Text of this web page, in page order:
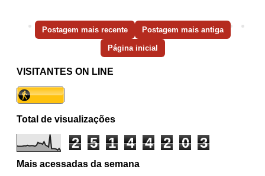
Postagem mais recente Postagem mais antiga
Página inicial
VISITANTES ON LINE
Total de visualizações
2 5 1 4 4 2 0 3
Mais acessadas da semana